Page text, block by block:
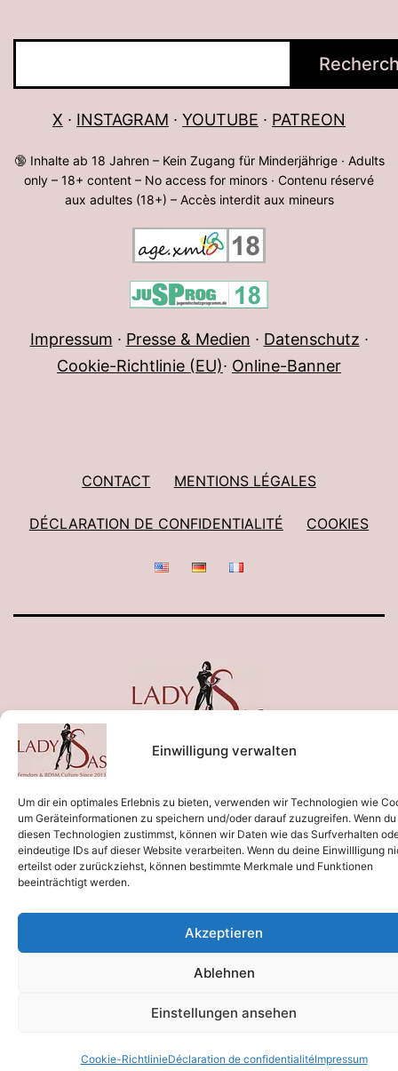
Einwilligung verwalten
Um dir ein optimales Erlebnis zu bieten, verwenden wir Technologien wie
um Geräteinformationen zu speichern und/oder darauf zuzugreifen. Wenn du
diesen Technologien zustimmst, können wir Daten wie das Surfverhalten
eindeutige IDs auf dieser Website verarbeiten. Wenn du deine Einwillligung
erteilst oder zurückziehst, können bestimmte Merkmale und Funktionen
beeinträchtigt werden.
Akzeptieren
Ablehnen
Einstellungen ansehen
Cookie-RichtlinieDéclaration de confidentialitéImpressum
X ∙ INSTAGRAM ∙ YOUTUBE ∙ PATREON
🔞 Inhalte ab 18 Jahren – Kein Zugang für Minderjährige · Adults
only – 18+ content – No access for minors · Contenu réservé
aux adultes (18+) – Accès interdit aux mineurs
Impressum ∙ Presse & Medien ∙ Datenschutz ∙
Cookie-Richtlinie (EU)∙ Online-Banner
CONTACT MENTIONS LÉGALES
DÉCLARATION DE CONFIDENTIALITÉ COOKIES